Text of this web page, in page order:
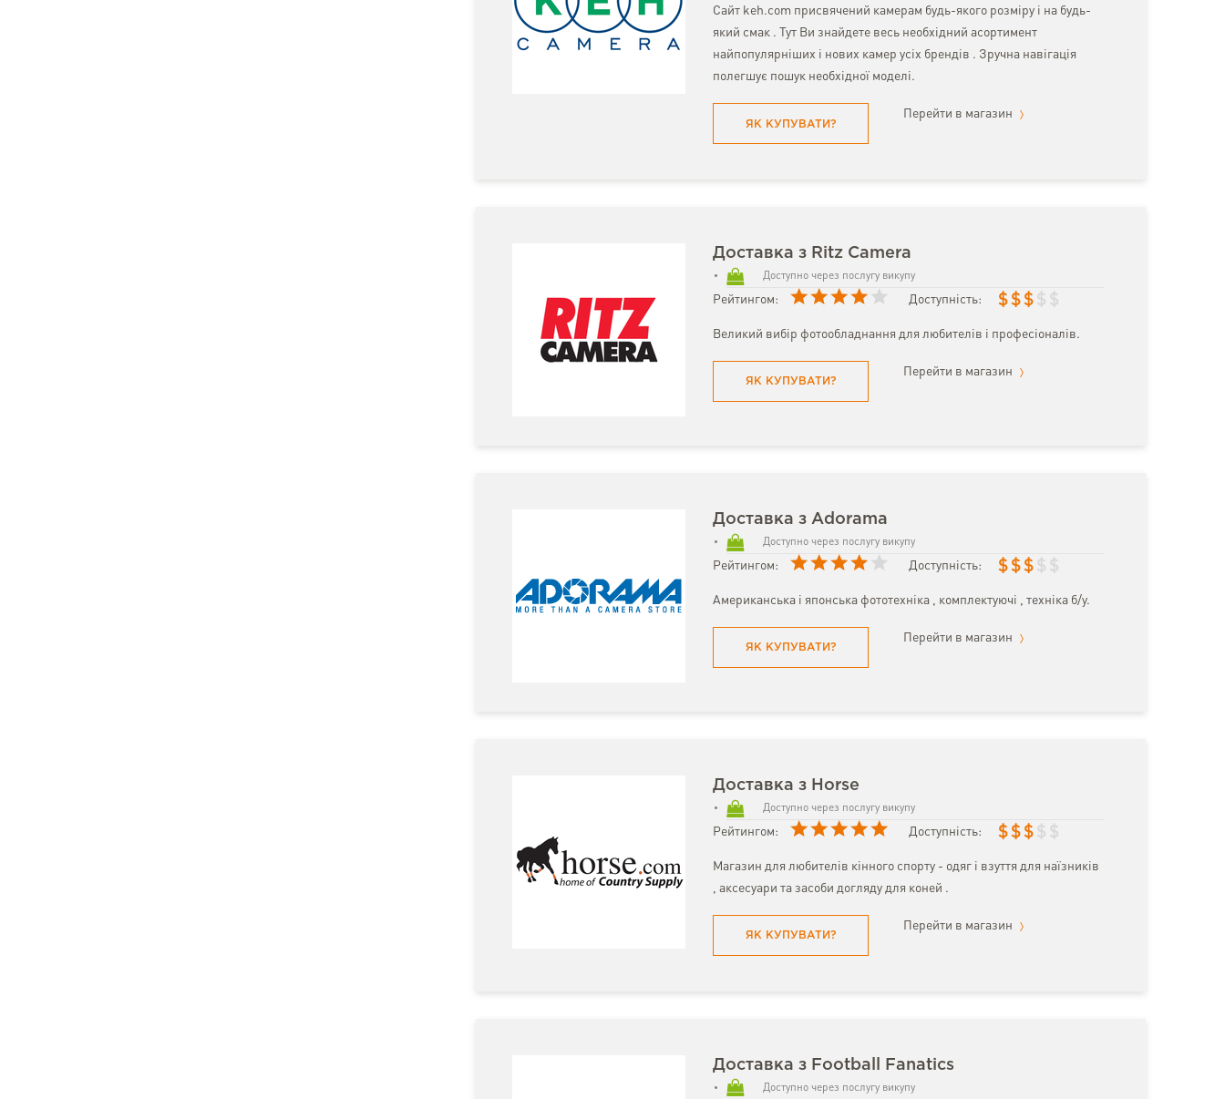
Сайт keh.com присвячений камерам будь-якого розміру і на будь-
який смак . Тут Ви знайдете весь необхідний асортимент
найпопулярніших і нових камер усіх брендів . Зручна навігація
полегшує пошук необхідної моделі.
ЯК КУПУВАТИ?
Перейти в магазин
Доставка з Ritz Camera
Доступно через послугу викупу
Рейтингом: Доступність: $ $ $ $ $
Великий вибір фотообладнання для любителів і професіоналів.
ЯК КУПУВАТИ?
Перейти в магазин
Доставка з Adorama
Доступно через послугу викупу
Рейтингом: Доступність: $ $ $ $ $
Американська і японська фототехніка , комплектуючі , техніка б/у.
ЯК КУПУВАТИ?
Перейти в магазин
Доставка з Horse
Доступно через послугу викупу
Рейтингом: Доступність: $ $ $ $ $
Магазин для любителів кінного спорту - одяг і взуття для наїзників
, аксесуари та засоби догляду для коней .
ЯК КУПУВАТИ?
Перейти в магазин
Доставка з Football Fanatics
Доступно через послугу викупу